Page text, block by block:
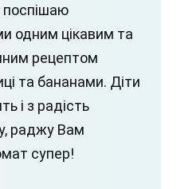
поспішаю
одним цікавим та
рецептом
та бананами. Діти
і з радість
раджу Вам
супер!